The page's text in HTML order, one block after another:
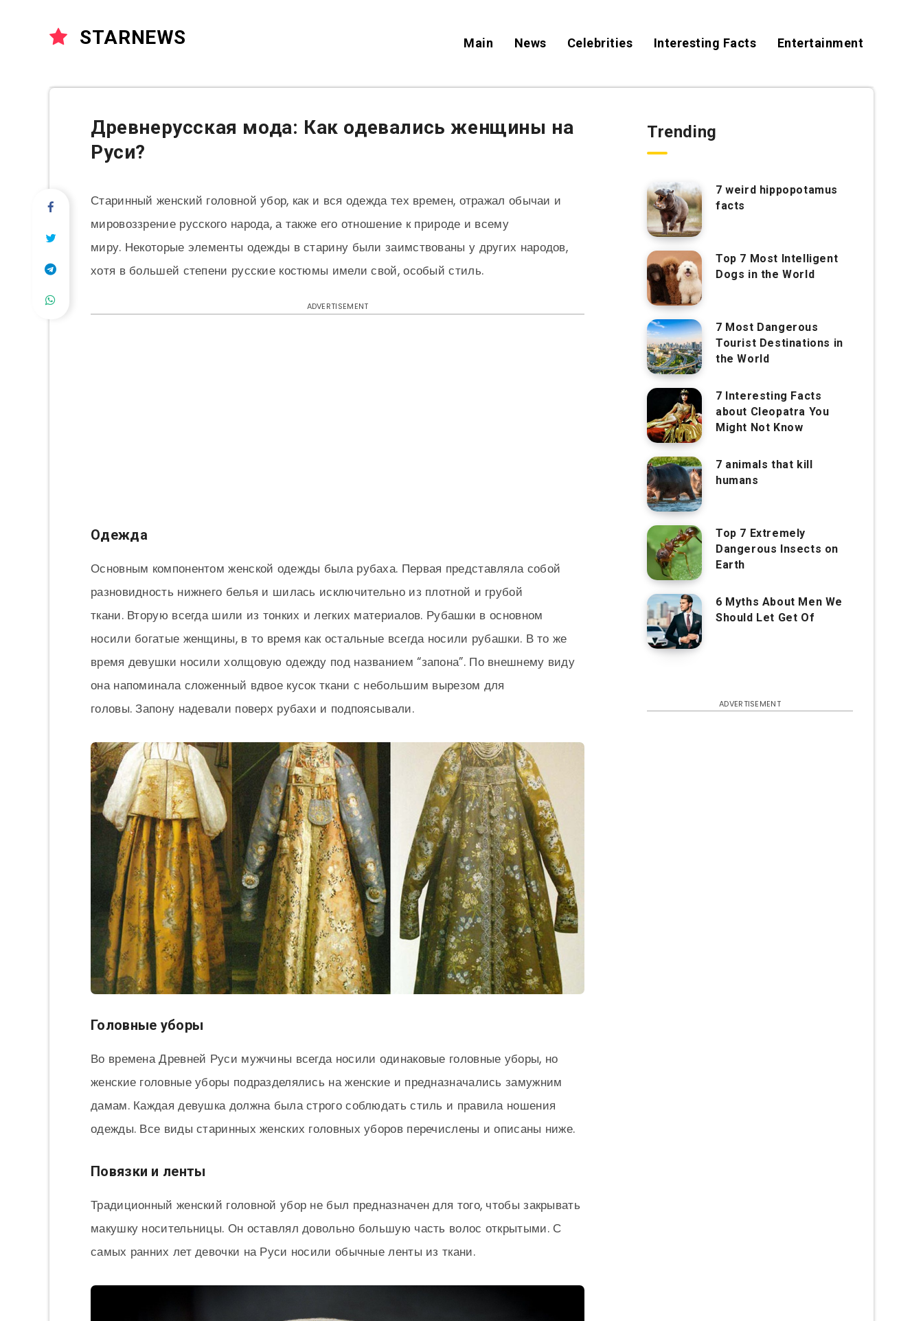
STARNEWS Main News Celebrities Interesting Facts Entertainment
Древнерусская мода: Как одевались женщины на
Руси?
Старинный женский головной убор, как и вся одежда тех времен, отражал обычаи и
мировоззрение русского народа, а также его отношение к природе и всему
миру. Некоторые элементы одежды в старину были заимствованы у других народов,
хотя в большей степени русские костюмы имели свой, особый стиль.
ADVERTISEMENT
Одежда
Основным компонентом женской одежды была рубаха. Первая представляла собой
разновидность нижнего белья и шилась исключительно из плотной и грубой
ткани. Вторую всегда шили из тонких и легких материалов. Рубашки в основном
носили богатые женщины, в то время как остальные всегда носили рубашки. В то же
время девушки носили холщовую одежду под названием “запона”. По внешнему виду
она напоминала сложенный вдвое кусок ткани с небольшим вырезом для
головы. Запону надевали поверх рубахи и подпоясывали.
Головные уборы
Во времена Древней Руси мужчины всегда носили одинаковые головные уборы, но
женские головные уборы подразделялись на женские и предназначались замужним
дамам. Каждая девушка должна была строго соблюдать стиль и правила ношения
одежды. Все виды старинных женских головных уборов перечислены и описаны ниже.
Повязки и ленты
Традиционный женский головной убор не был предназначен для того, чтобы закрывать
макушку носительницы. Он оставлял довольно большую часть волос открытыми. С
самых ранних лет девочки на Руси носили обычные ленты из ткани.
Trending
7 weird hippopotamus
facts
Top 7 Most Intelligent
Dogs in the World
7 Most Dangerous
Tourist Destinations in
the World
7 Interesting Facts
about Cleopatra You
Might Not Know
7 animals that kill
humans
Top 7 Extremely
Dangerous Insects on
Earth
6 Myths About Men We
Should Let Get Of
ADVERTISEMENT